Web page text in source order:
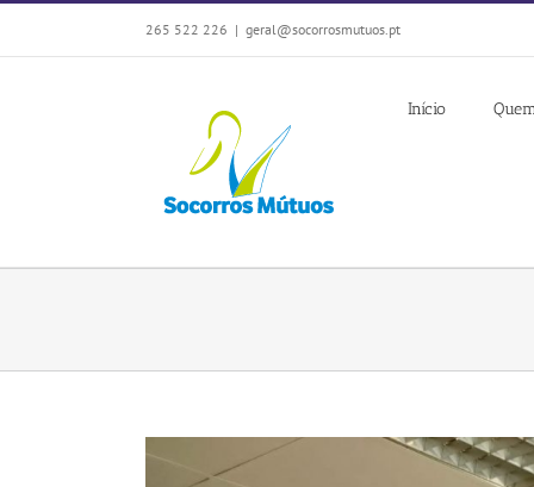
Skip
content
265 522 226 | geral@socorrosmutuos.pt
Início